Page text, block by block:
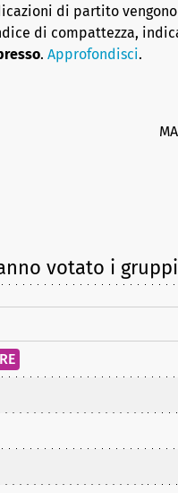
di partito
di compattezza,
. Approfondisci.
votato i gruppi